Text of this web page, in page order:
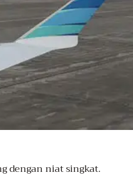
dengan niat singkat.